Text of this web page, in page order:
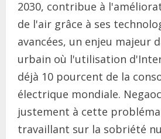
2030, contribue à
de l'air grâce à ses
avancées, un enjeu majeur
urbain où l'utilisation
déjà 10 pourcent de la
électrique mondiale.
justement à cette
travaillant sur la sobriété